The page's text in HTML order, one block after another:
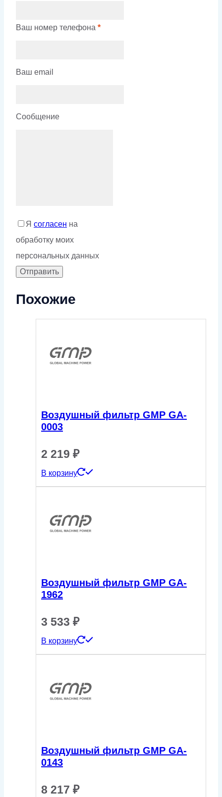
Ваш номер телефона *
Ваш email
Сообщение
Я согласен на
обработку моих
персональных данных
Похожие
Воздушный фильтр GMP GA-
0003
2 219 ₽
В корзину
Воздушный фильтр GMP GA-
1962
3 533 ₽
В корзину
Воздушный фильтр GMP GA-
0143
8 217 ₽